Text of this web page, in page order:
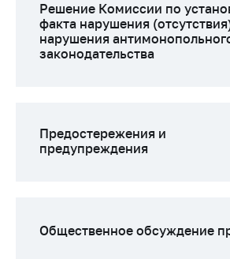
Решение Комиссии по
факта нарушения
нарушения
законодательства
Предостережения и
предупреждения
Общественное обсуждение